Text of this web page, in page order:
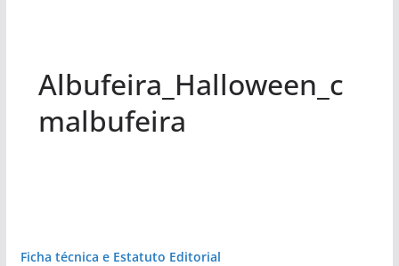
Albufeira_Halloween_c
malbufeira
Ficha técnica e Estatuto Editorial